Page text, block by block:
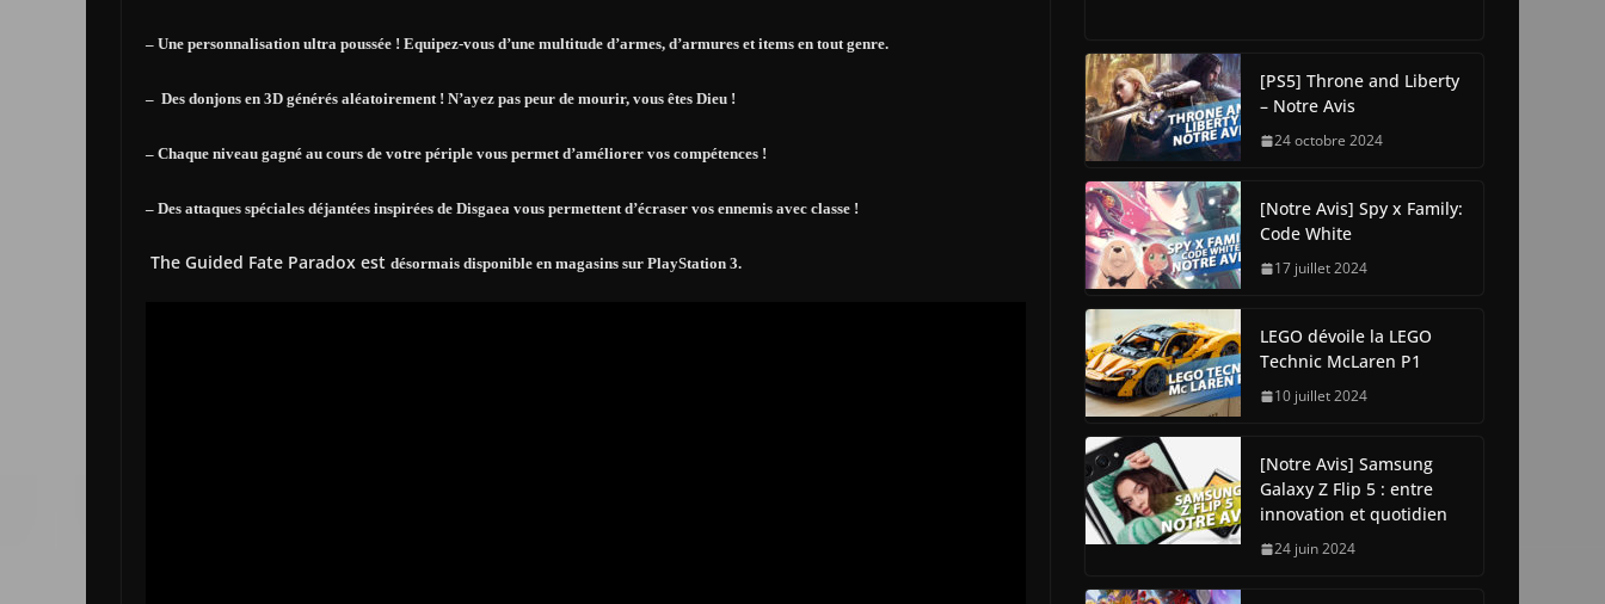
– Une personnalisation ultra poussée ! Equipez-vous d’une multitude d’armes, d’armures et items en tout genre.
– Des donjons en 3D générés aléatoirement ! N’ayez pas peur de mourir, vous êtes Dieu !
– Chaque niveau gagné au cours de votre périple vous permet d’améliorer vos compétences !
– Des attaques spéciales déjantées inspirées de Disgaea vous permettent d’écraser vos ennemis avec classe !
The Guided Fate Paradox est désormais disponible en magasins sur PlayStation 3.
[PS5] Throne and Liberty
– Notre Avis
24 octobre 2024
[Notre Avis] Spy x Family:
Code White
17 juillet 2024
LEGO dévoile la LEGO
Technic McLaren P1
10 juillet 2024
[Notre Avis] Samsung
Galaxy Z Flip 5 : entre
innovation et quotidien
24 juin 2024